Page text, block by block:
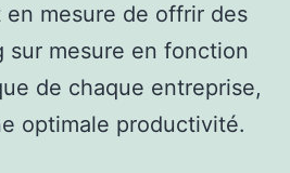
mesure de offrir des
sur mesure en fonction
de chaque entreprise,
optimale productivité.